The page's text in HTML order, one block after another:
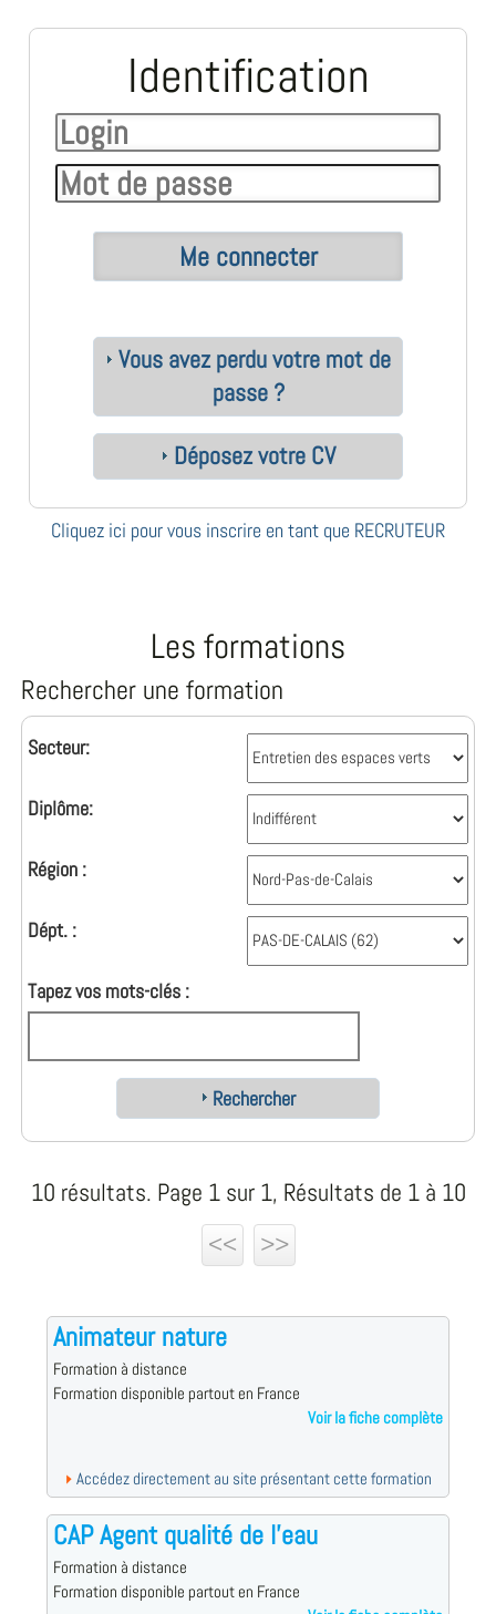
Identification
Vous avez perdu votre mot de
passe ?
Déposez votre CV
Cliquez ici pour vous inscrire en tant que RECRUTEUR
Les formations
Rechercher une formation
Secteur:
Diplôme:
Région :
Dépt. :
Tapez vos mots-clés :
Rechercher
10 résultats. Page 1 sur 1, Résultats de 1 à 10
<<
>>
Animateur nature
Formation à distance
Formation disponible partout en France
Voir la fiche complète
Accédez directement au site présentant cette formation
CAP Agent qualité de l'eau
Formation à distance
Formation disponible partout en France